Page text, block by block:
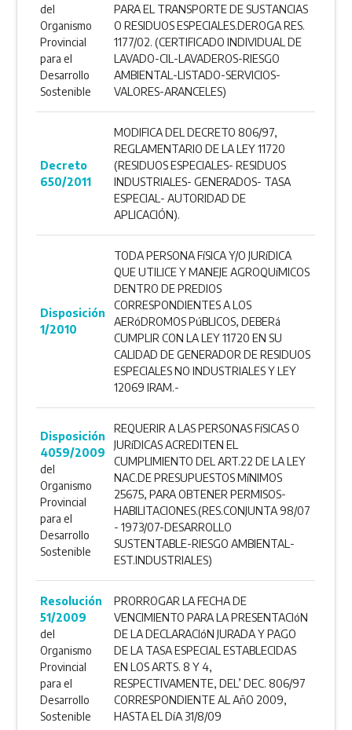
del
Organismo
Provincial
para el
Desarrollo
Sostenible
PARA EL TRANSPORTE DE SUSTANCIAS
O RESIDUOS ESPECIALES.DEROGA RES.
1177/02. (CERTIFICADO INDIVIDUAL DE
LAVADO-CIL-LAVADEROS-RIESGO
AMBIENTAL-LISTADO-SERVICIOS-
VALORES-ARANCELES)
Decreto
650/2011
MODIFICA DEL DECRETO 806/97,
REGLAMENTARIO DE LA LEY 11720
(RESIDUOS ESPECIALES- RESIDUOS
INDUSTRIALES- GENERADOS- TASA
ESPECIAL- AUTORIDAD DE
APLICACIÓN).
Disposición
1/2010
TODA PERSONA FíSICA Y/O JURíDICA
QUE UTILICE Y MANEJE AGROQUíMICOS
DENTRO DE PREDIOS
CORRESPONDIENTES A LOS
AERóDROMOS PúBLICOS, DEBERá
CUMPLIR CON LA LEY 11720 EN SU
CALIDAD DE GENERADOR DE RESIDUOS
ESPECIALES NO INDUSTRIALES Y LEY
12069 IRAM.-
Disposición
4059/2009
del
Organismo
Provincial
para el
Desarrollo
Sostenible
REQUERIR A LAS PERSONAS FíSICAS O
JURíDICAS ACREDITEN EL
CUMPLIMIENTO DEL ART.22 DE LA LEY
NAC.DE PRESUPUESTOS MíNIMOS
25675, PARA OBTENER PERMISOS-
HABILITACIONES.(RES.CONJUNTA 98/07
- 1973/07-DESARROLLO
SUSTENTABLE-RIESGO AMBIENTAL-
EST.INDUSTRIALES)
Resolución
51/2009
del
Organismo
Provincial
para el
Desarrollo
Sostenible
PRORROGAR LA FECHA DE
VENCIMIENTO PARA LA PRESENTACIóN
DE LA DECLARACIóN JURADA Y PAGO
DE LA TASA ESPECIAL ESTABLECIDAS
EN LOS ARTS. 8 Y 4,
RESPECTIVAMENTE, DEL’ DEC. 806/97
CORRESPONDIENTE AL AñO 2009,
HASTA EL DíA 31/8/09